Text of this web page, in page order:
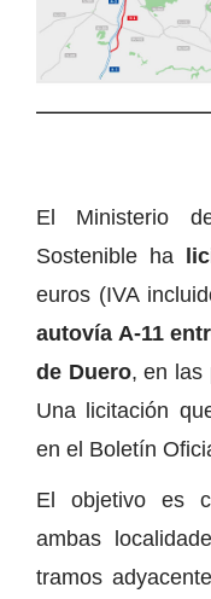
El Ministerio
Sostenible ha
euros (IVA
autovía A-11
de Duero, en las
Una licitación
en el Boletín
El objetivo es
ambas
tramos